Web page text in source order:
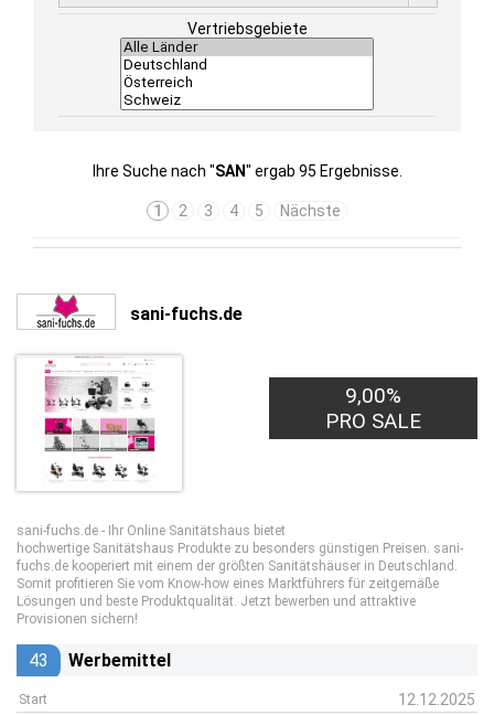
Vertriebsgebiete
Ihre Suche nach "SAN" ergab 95 Ergebnisse.
1 2 3 4 5 Nächste
sani-fuchs.de
9,00%
PRO SALE
sani-fuchs.de - Ihr Online Sanitätshaus bietet
hochwertige Sanitätshaus Produkte zu besonders günstigen Preisen. sani-
fuchs.de kooperiert mit einem der größten Sanitätshäuser in Deutschland.
Somit profitieren Sie vom Know-how eines Marktführers für zeitgemäße
Lösungen und beste Produktqualität. Jetzt bewerben und attraktive
Provisionen sichern!
43 Werbemittel
Start 12.12.2025